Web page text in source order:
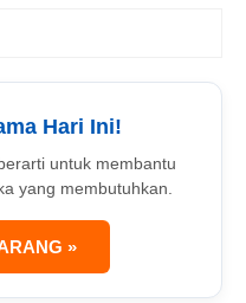
Hari Ini!
untuk membantu
yang membutuhkan.
»